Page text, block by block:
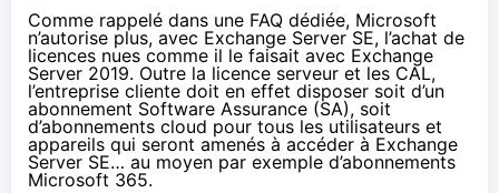
Comme rappelé dans une FAQ dédiée, Microsoft
n’autorise plus, avec Exchange Server SE, l’achat de
licences nues comme il le faisait avec Exchange
Server 2019. Outre la licence serveur et les CAL,
l’entreprise cliente doit en effet disposer soit d’un
abonnement Software Assurance (SA), soit
d’abonnements cloud pour tous les utilisateurs et
appareils qui seront amenés à accéder à Exchange
Server SE… au moyen par exemple d’abonnements
Microsoft 365.